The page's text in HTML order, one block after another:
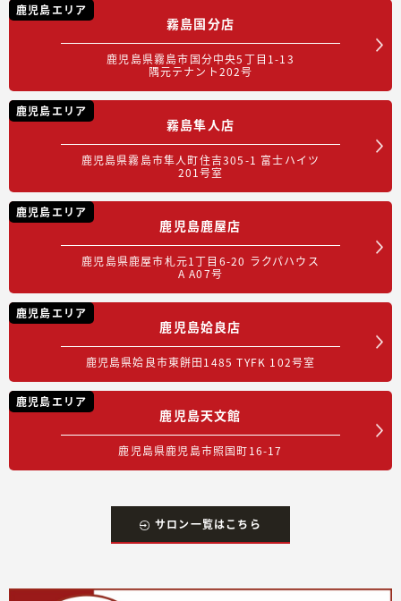
鹿児島エリア
霧島国分店
鹿児島県霧島市国分中央5丁目1-13
隅元テナント202号
鹿児島エリア
霧島隼人店
鹿児島県霧島市隼人町住吉305-1 富士ハイツ
201号室
鹿児島エリア
鹿児島鹿屋店
鹿児島県鹿屋市札元1丁目6-20 ラクパハウス
A A07号
鹿児島エリア
鹿児島姶良店
鹿児島県姶良市東餅田1485 TYFK 102号室
鹿児島エリア
鹿児島天文館
鹿児島県鹿児島市照国町16-17
サロン一覧はこちら